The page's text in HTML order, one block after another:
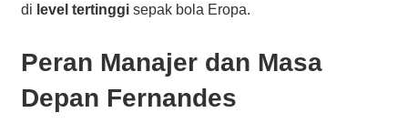
di level tertinggisepak bola Eropa.
Peran Manajer dan Masa
Depan Fernandes